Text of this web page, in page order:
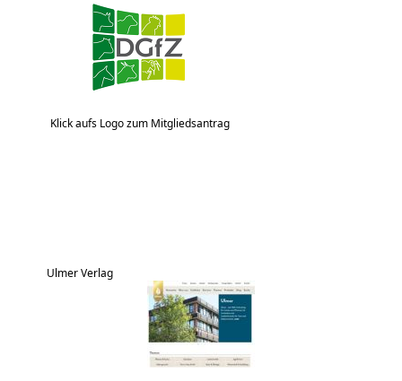
Klick aufs Logo zum Mitgliedsantrag
Ulmer Verlag